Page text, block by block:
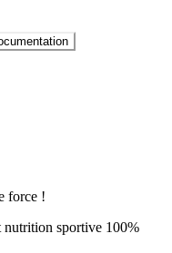
force !
nutrition sportive 100%